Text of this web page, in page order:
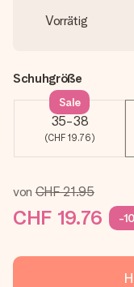
Vorrätig
Schuhgröße
35-38
(CHF 19.76)
Sale
von CHF 21.95
CHF 19.76 -